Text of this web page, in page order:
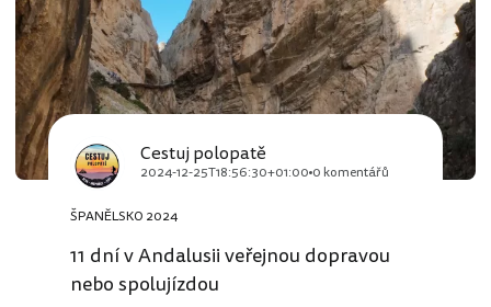
Cestuj polopatě
2024-12-25T18:56:30+01:00 0 komentářů
ŠPANĚLSKO 2024
11 dní v Andalusii veřejnou dopravou
nebo spolujízdou